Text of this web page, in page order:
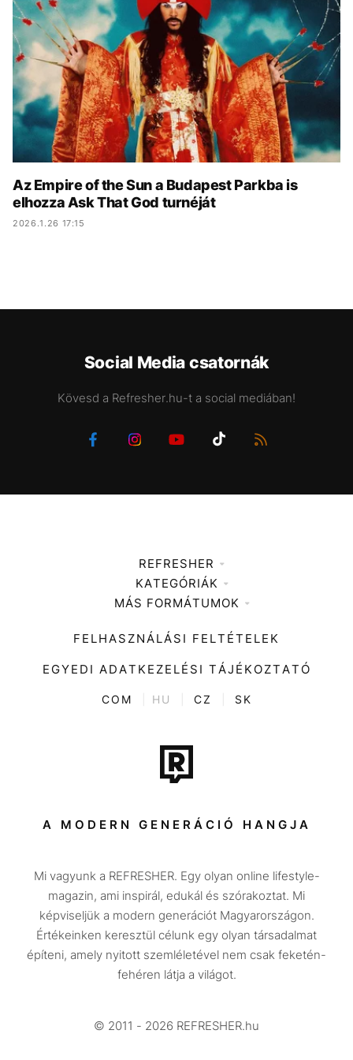
KÖZÉLET UTAZÁS
ÉLETMÓD DESIGN
BESZÉLGETÉSEK ARCOK
VIDEÓ TÖRTÉNETEK
GASZTRO
Az Empire of the Sun a Budapest Parkba is
elhozza Ask That God turnéját
2026.1.26 17:15
Social Media csatornák
Kövesd a Refresher.hu-t a social mediában!
REFRESHER
Médiaajánlat
KATEGÓRIÁK
Zene
Divat
Kultúra
ENTR
Tech-Tudomány
Sport
Társadalom
Utazás
Életmód
Design
Beszélgetések
Videó
MÁS FORMÁTUMOK
FELHASZNÁLÁSI FELTÉTELEK
EGYEDI ADATKEZELÉSI TÁJÉKOZTATÓ
COM HU CZ SK
A MODERN GENERÁCIÓ HANGJA
Mi vagyunk a REFRESHER. Egy olyan online lifestyle-
magazin, ami inspirál, edukál és szórakoztat. Mi
képviseljük a modern generációt Magyarországon.
Értékeinken keresztül célunk egy olyan társadalmat
építeni, amely nyitott szemléletével nem csak feketén-
fehéren látja a világot.
© 2011 - 2026 REFRESHER.hu